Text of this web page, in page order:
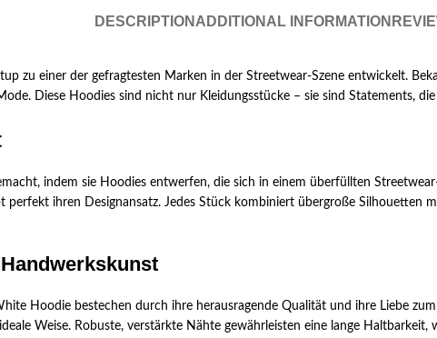
DESCRIPTION ADDITIONAL INFORMATION
zu einer der gefragtesten Marken in der Streetwear-Szene entwickelt.
Diese Hoodies sind nicht nur Kleidungsstücke – sie sind Statements,
indem sie Hoodies entwerfen, die sich in einem überfüllten
perfekt ihren Designansatz. Jedes Stück kombiniert übergroße
Hoodie bestechen durch ihre herausragende Qualität und ihre Liebe
Weise. Robuste, verstärkte Nähte gewährleisten eine lange